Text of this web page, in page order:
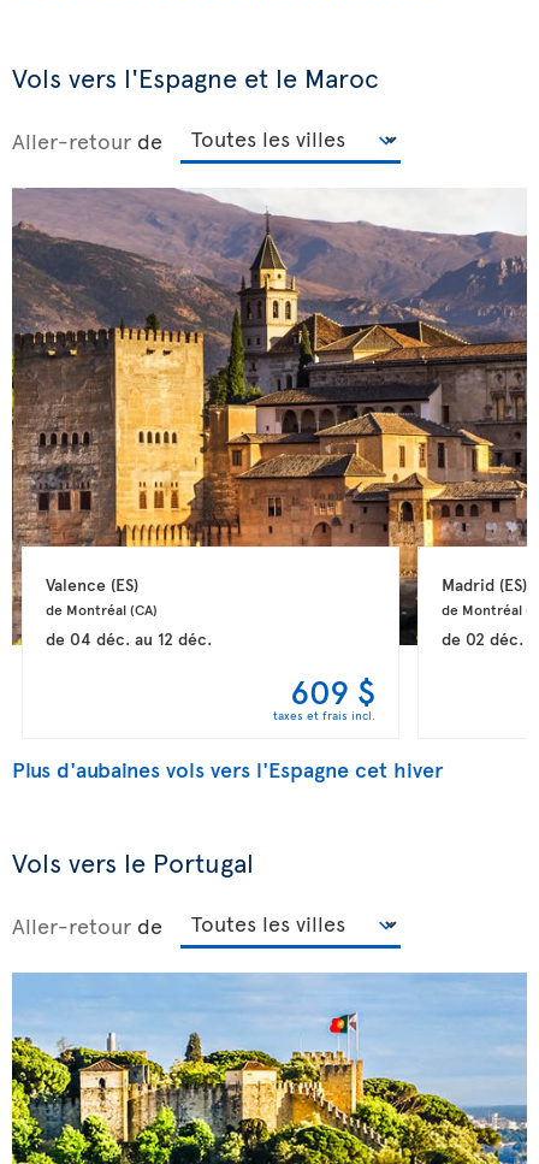
Vols vers l'Espagne et le Maroc
Aller-retour de
Valence (ES)
de Montréal (CA)
de 04 déc.au 12 déc.
609 $
taxes et frais incl.
Madrid (ES)
de Montréal
de 02 déc.
Plus d'aubaines vols vers l'Espagne cet hiver
Vols vers le Portugal
Aller-retour de